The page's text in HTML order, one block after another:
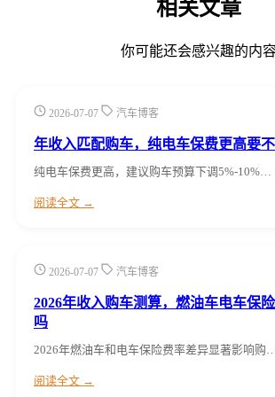
相关文章
你可能还会感兴趣的内
2026-07-07 汽车博客
年收入匹配购车，纯电车保费更高要
纯电车保费更高，建议购车预算下调5%-10%…
阅读全文 →
2026-07-07 汽车博客
2026年收入购车测算，燃油车电车保
吗
2026年燃油车和电车保险费率差异显著影响购…
阅读全文 →